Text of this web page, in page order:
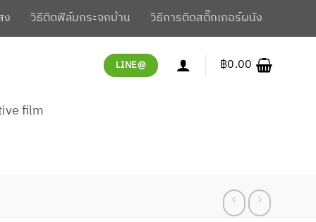
ง วิธีติดฟิล์มกระจกบ้าน วิธีการติดสติ๊กเกอร์ผนัง
LINE@ ฿0.00
film